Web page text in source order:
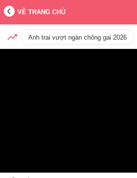
VỀ TRANG CHỦ
Anh trai vượt ngàn chông gai 2026